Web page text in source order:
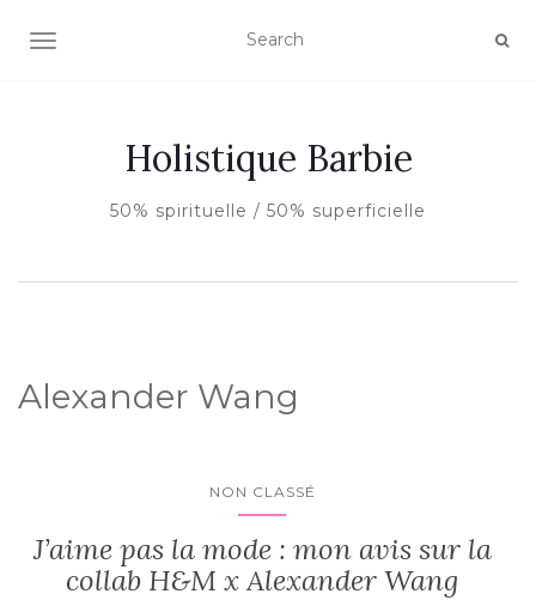
AFFICHER/MASQUER LA NAVIGATION
Holistique Barbie
50% spirituelle / 50% superficielle
Alexander Wang
NON CLASSÉ
J’aime pas la mode : mon avis sur la
collab H&M x Alexander Wang